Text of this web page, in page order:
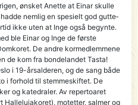
ønsket An­et­te at Einar skulle
nemlig en spesielt god gutte­
ikke uten at Inge også begynte.
ble Einar og Inge de første
De andre kor­medlemmene
de kom fra bondelandet Tasta!
i 19-årsalderen, og de sang både
i forhold til stemmeskiftet. De
og kate­draler. Av repert­oaret
Hallelujakoret), motetter, salmer og